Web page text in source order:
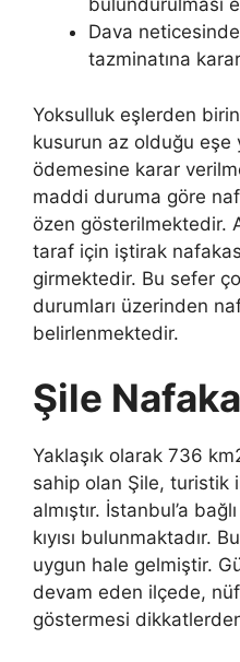
bulundurulması
Dava
tazminatına
Yoksulluk eşlerden
kusurun az olduğu eşe
ödemesine karar
maddi duruma göre
özen gösterilmektedir.
taraf için iştirak
girmektedir. Bu sefer
durumları üzerinden
belirlenmektedir.
Şile
Yaklaşık olarak 736
sahip olan Şile, turistik
almıştır. İstanbul’a
kıyısı bulunmaktadır.
uygun hale gelmiştir.
devam eden ilçede,
göstermesi